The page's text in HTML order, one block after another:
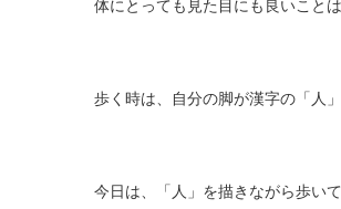
体にとっても見た目にも良いことは
歩く時は、自分の脚が漢字の「人
今日は、「人」を描きながら歩い